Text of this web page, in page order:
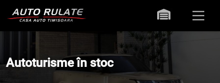
Autoturisme în stoc